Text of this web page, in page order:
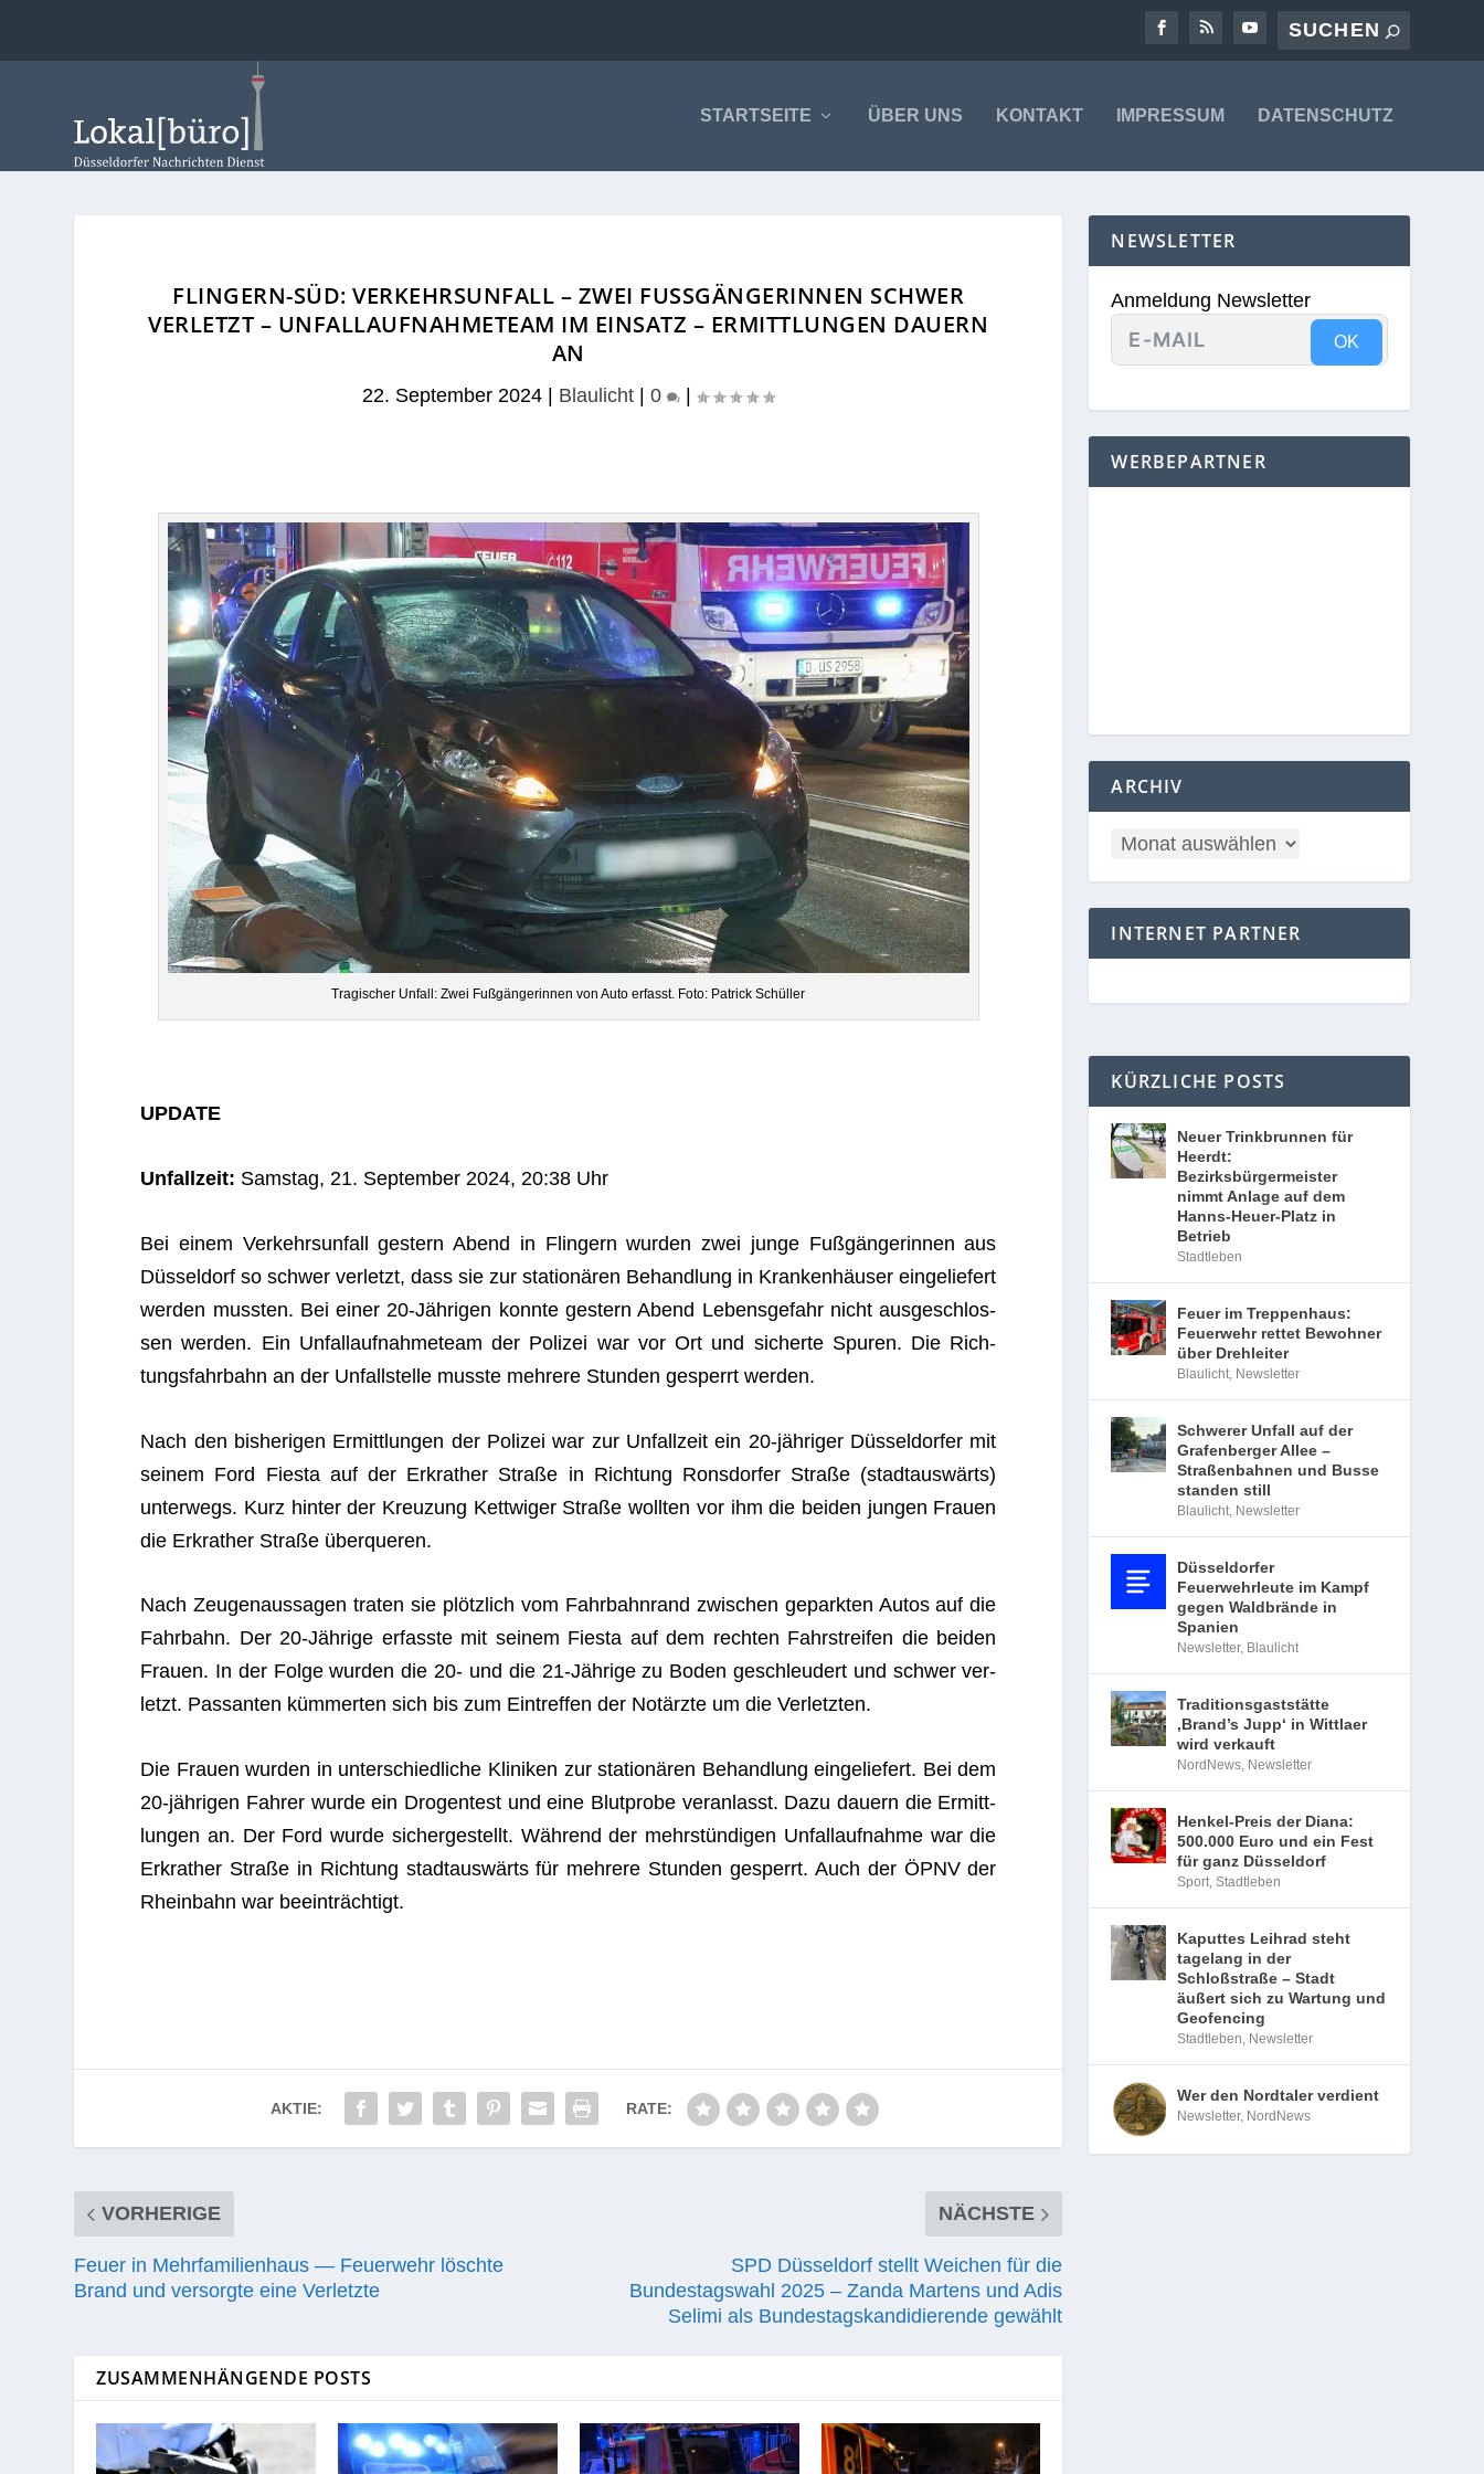
STARTSEITE ÜBER UNS KONTAKT IMPRESSUM DATENSCHUTZ
FLINGERN-SÜD: VERKEHRSUNFALL – ZWEI FUSSGÄNGERINNEN SCHWER V
ERLETZT – UNFALLAUFNAHMETEAM IM EINSATZ – ERMITTLUNGEN DAUERN A
N
22. September 2024 Blaulicht |0 |
Tra­gi­scher Unfall: Zwei Fuß­gän­ge­rin­nen von Auto erfasst. Foto: Patrick Schüller
UPDATE
Unfall­zeit: Sams­tag, 21. Sep­tem­ber 2024, 20:38 Uhr
Bei einem Ver­kehrs­un­fall ges­tern Abend in Flin­gern wur­den zwei junge Fuß­gän­ge­rin­nen aus
Düs­sel­dorf so schwer ver­letzt, dass sie zur sta­tio­nä­ren Behand­lung in Kran­ken­häu­ser ein­ge­lie­fert
wer­den muss­ten. Bei einer 20-Jäh­ri­gen konnte ges­tern Abend Lebens­ge­fahr nicht aus­ge­schlos­
sen wer­den. Ein Unfall­auf­nah­me­team der Poli­zei war vor Ort und sicherte Spu­ren. Die Rich­
tungs­fahr­bahn an der Unfall­stelle musste meh­rere Stun­den gesperrt werden.
Nach den bis­he­ri­gen Ermitt­lun­gen der Poli­zei war zur Unfall­zeit ein 20-jäh­ri­ger Düs­sel­dor­fer mit
sei­nem Ford Fiesta auf der Erkra­ther Straße in Rich­tung Ronsdor­fer Straße (stadt­aus­wärts)
unter­wegs. Kurz hin­ter der Kreu­zung Kett­wi­ger Straße woll­ten vor ihm die bei­den jun­gen Frauen
die Erkra­ther Straße überqueren.
Nach Zeu­gen­aus­sa­gen tra­ten sie plötz­lich vom Fahr­bahn­rand zwi­schen gepark­ten Autos auf die
Fahr­bahn. Der 20-Jäh­rige erfasste mit sei­nem Fiesta auf dem rech­ten Fahr­strei­fen die bei­den
Frauen. In der Folge wur­den die 20- und die 21-Jäh­rige zu Boden geschleu­dert und schwer ver­
letzt. Pas­san­ten küm­mer­ten sich bis zum Ein­tref­fen der Not­ärzte um die Verletzten.
Die Frauen wur­den in unter­schied­li­che Kli­ni­ken zur sta­tio­nä­ren Behand­lung ein­ge­lie­fert. Bei dem
20-jäh­ri­gen Fah­rer wurde ein Dro­gen­test und eine Blut­probe ver­an­lasst. Dazu dau­ern die Ermitt­
lun­gen an. Der Ford wurde sicher­ge­stellt. Wäh­rend der mehr­stün­di­gen Unfall­auf­nahme war die
Erkra­ther Straße in Rich­tung stadt­aus­wärts für meh­rere Stun­den gesperrt. Auch der ÖPNV der
Rhein­bahn war beeinträchtigt.
AKTIE: RATE:
VORHERIGE
Feuer in Mehrfamilienhaus — Feuerwehr löschte
Brand und versorgte eine Verletzte
NÄCHSTE
SPD Düsseldorf stellt Weichen für die
Bundestagswahl 2025 – Zanda Martens und Adis
Selimi als Bundestagskandidierende gewählt
ZUSAMMENHÄNGENDE POSTS
NEWSLETTER
Anmeldung Newsletter
OK
WERBEPARTNER
ARCHIV
INTERNET PARTNER
KÜRZLICHE POSTS
Neuer Trinkbrunnen für
Heerdt:
Bezirksbürgermeister
nimmt Anlage auf dem
Hanns-Heuer-Platz in
Betrieb
Stadtleben
Feuer im Treppenhaus:
Feuerwehr rettet Bewohner
über Drehleiter
Blaulicht, Newsletter
Schwerer Unfall auf der
Grafenberger Allee –
Straßenbahnen und Busse
standen still
Blaulicht, Newsletter
Düsseldorfer
Feuerwehrleute im Kampf
gegen Waldbrände in
Spanien
Newsletter, Blaulicht
Traditionsgaststätte
‚Brand’s Jupp‘ in Wittlaer
wird verkauft
NordNews, Newsletter
Henkel-Preis der Diana:
500.000 Euro und ein Fest
für ganz Düsseldorf
Sport,Stadtleben
Kaputtes Leihrad steht
tagelang in der
Schloßstraße – Stadt
äußert sich zu Wartung und
Geofencing
Stadtleben, Newsletter
Wer den Nordtaler verdient
Newsletter, NordNews